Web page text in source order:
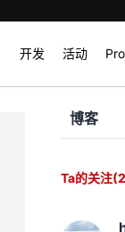
开发 活动
博客
Ta的关注